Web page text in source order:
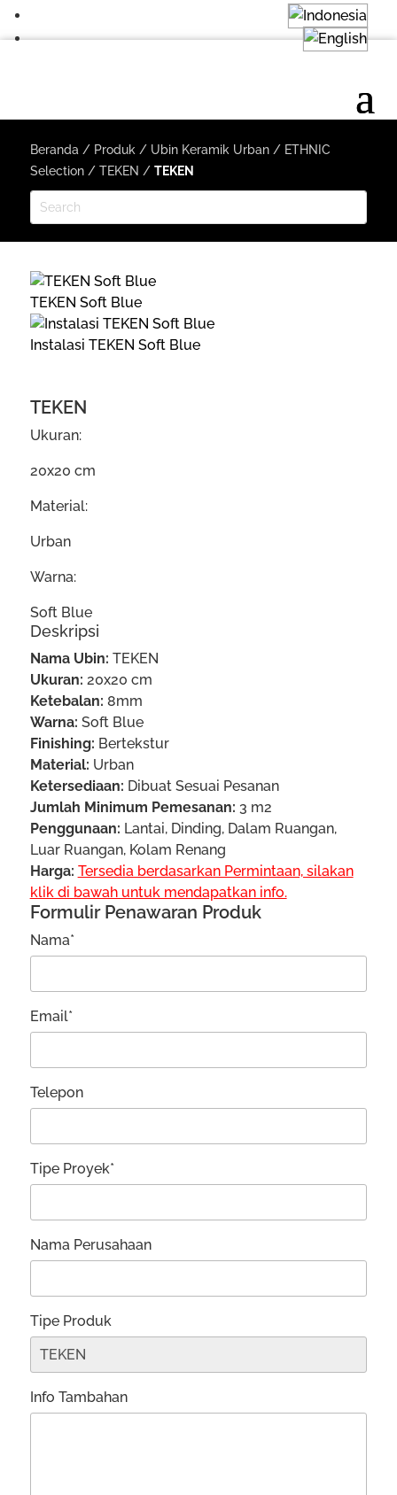
Beranda / Produk / Ubin Keramik Urban/ ETHNIC
Selection/ TEKEN / TEKEN
TEKEN Soft Blue
Instalasi TEKEN Soft Blue
TEKEN
Ukuran:
20x20 cm
Material:
Urban
Warna:
Soft Blue
Deskripsi
Nama Ubin: TEKEN
Ukuran: 20x20 cm
Ketebalan: 8mm
Warna: Soft Blue
Finishing: Bertekstur
Material: Urban
Ketersediaan: Dibuat Sesuai Pesanan
Jumlah Minimum Pemesanan: 3 m2
Penggunaan: Lantai, Dinding, Dalam Ruangan,
Luar Ruangan, Kolam Renang
Harga: Tersedia berdasarkan Permintaan, silakan
klik di bawah untuk mendapatkan info.
Formulir Penawaran Produk
Nama*
Email*
Telepon
Tipe Proyek*
Nama Perusahaan
Tipe Produk
Info Tambahan